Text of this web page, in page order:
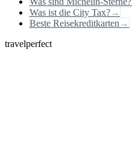
Was ist die City Tax?→
Beste Reisekreditkarten →
travelperfect